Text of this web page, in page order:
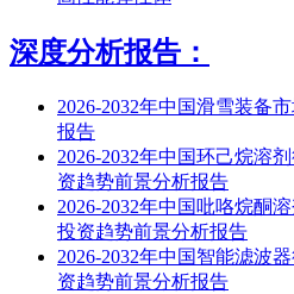
深度分析报告：
2026-2032年中国滑雪装备
报告
2026-2032年中国环己烷溶
资趋势前景分析报告
2026-2032年中国吡咯烷酮
投资趋势前景分析报告
2026-2032年中国智能滤波
资趋势前景分析报告